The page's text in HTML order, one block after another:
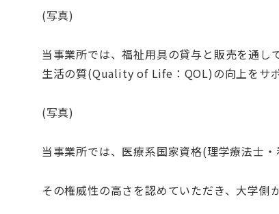
(写真)
当事業所では、福祉用具の貸与と販売を通
生活の質(Quality of Life：QOL)の向上をサポ
(写真)
当事業所では、医療系国家資格(理学療法士
その権威性の高さを認めていただき、大学側